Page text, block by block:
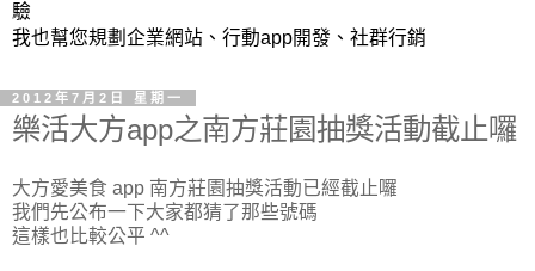
驗
我也幫您規劃企業網站、行動app開發、社群行銷
2012年7月2日 星期一
樂活大方app之南方莊園抽獎活動截止囉
大方愛美食 app 南方莊園抽獎活動已經截止囉
我們先公布一下大家都猜了那些號碼
這樣也比較公平 ^^